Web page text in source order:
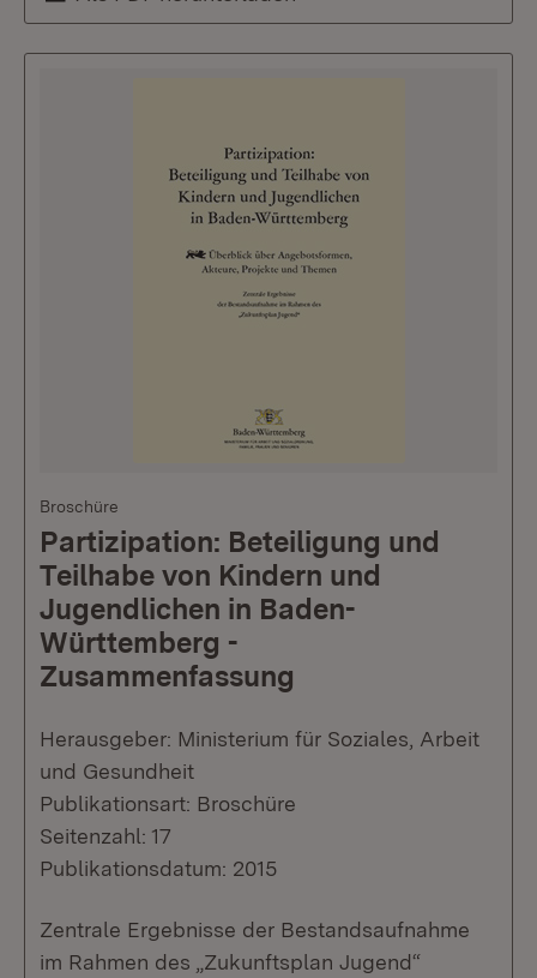
Broschüre
Partizipation: Beteiligung und
Teilhabe von Kindern und
Jugendlichen in Baden-
Württemberg -
Zusammenfassung
Herausgeber: Ministerium für Soziales, Arbeit
und Gesundheit
Publikationsart: Broschüre
Seitenzahl: 17
Publikationsdatum: 2015
Zentrale Ergebnisse der Bestandsaufnahme
im Rahmen des „Zukunftsplan Jugend“